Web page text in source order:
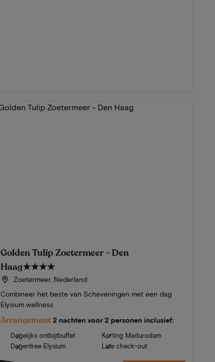
Golden Tulip Zoetermeer - Den
Haag★★★★
Zoetermeer, Nederland
Combineer het beste van Scheveningen met een dag
Elysium wellness
Arrangement 2 nachten voor 2 personen inclusief:
Dagelijks ontbijtbuffet
Dagentree Elysium
Korting Madurodam
Late check-out